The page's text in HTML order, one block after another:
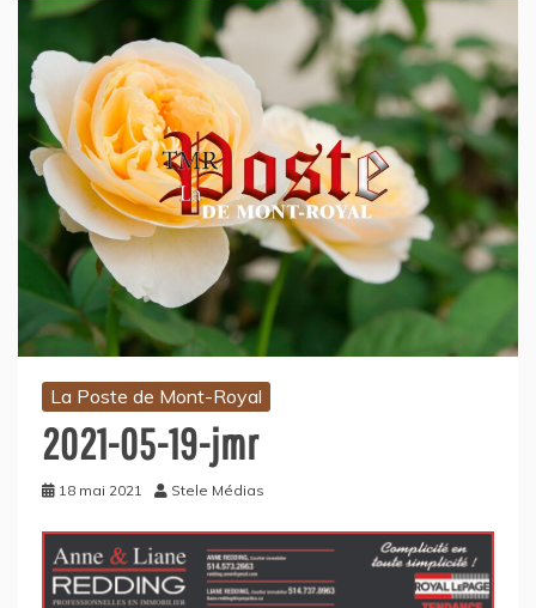
La Poste de Mont-Royal
2021-05-19-jmr
18 mai 2021 Stele Médias